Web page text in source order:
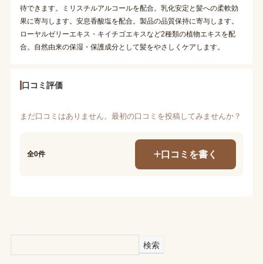
待できます。ミリスチルアルコールを配合。乳化安定と髪への柔軟効
果に寄与します。安息香酸塩を配合。製品の品質保持に寄与します。
ローヤルゼリーエキス・キイチゴエキスなど2種類の植物エキスを配
合。自然由来の保湿・保護成分として髪をやさしくケアします。
口コミ評価
まだ口コミはありません。最初の口コミを投稿してみませんか？
全0件 口コミを書く
検索